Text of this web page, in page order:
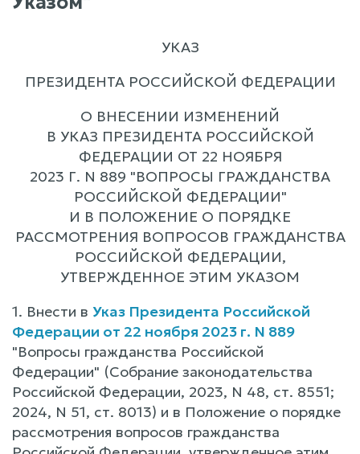
УКАЗ
ПРЕЗИДЕНТА РОССИЙСКОЙ ФЕДЕРАЦИИ
О ВНЕСЕНИИ ИЗМЕНЕНИЙ
В УКАЗ ПРЕЗИДЕНТА РОССИЙСКОЙ
ФЕДЕРАЦИИ ОТ 22 НОЯБРЯ
2023 Г. N 889 "ВОПРОСЫ ГРАЖДАНСТВА
РОССИЙСКОЙ ФЕДЕРАЦИИ"
И В ПОЛОЖЕНИЕ О ПОРЯДКЕ
РАССМОТРЕНИЯ ВОПРОСОВ ГРАЖДАНСТВА
РОССИЙСКОЙ ФЕДЕРАЦИИ,
УТВЕРЖДЕННОЕ ЭТИМ УКАЗОМ
1. Внести в Указ Президента Российской
Федерации от 22 ноября 2023 г. N 889
"Вопросы гражданства Российской
Федерации" (Собрание законодательства
Российской Федерации, 2023, N 48, ст. 8551;
2024, N 51, ст. 8013) и в Положение о порядке
рассмотрения вопросов гражданства